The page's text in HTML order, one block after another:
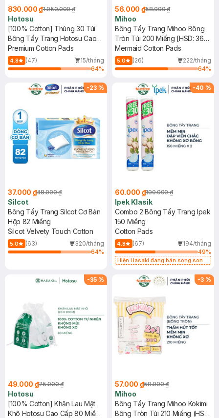
830.000 ₫1.050.000 ₫
Hotosu
[100% Cotton] Thùng 30 Túi
Bông Tẩy Trang Hotosu Cao
Cấp 150 Miếng
Premium Cotton Pads
4.8 (47)
15/tháng
64%
56.000 ₫58.000 ₫
Mihoo
Bông Tẩy Trang Mihoo Bông
Tròn Túi 200 Miếng [HSD: 36
tháng]
Mermaid Cotton Pads
5.0 (26)
222/tháng
64%
-23 %
37.000 ₫48.000 ₫
Silcot
Bông Tẩy Trang Silcot Cơ Bản
Hộp 82 Miếng
Silcot Velvety Touch Cotton
5.0 (63)
320/tháng
64%
-40 %
60.000 ₫100.000 ₫
Ipek Klasik
Combo 2 Bông Tẩy Trang Ipek
150 Miếng
Cotton Pads
4.8 (67)
194/tháng
49%
Hiện Hasaki đang bán song song
-35 %
49.000 ₫75.000 ₫
Hotosu
[100% Cotton] Khăn Lau Mặt
Khô Hotosu Cao Cấp 80 Miếng
-3 %
57.000 ₫59.000 ₫
Mihoo
Bông Tẩy Trang Mihoo Kokimi
Bông Tròn Túi 210 Miếng (HSD: